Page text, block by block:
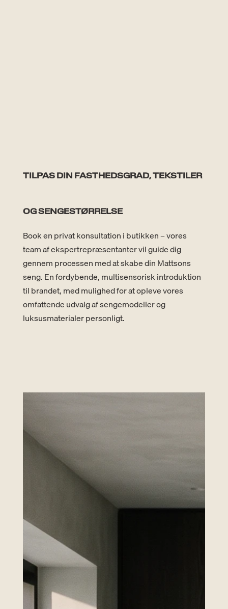
TILPAS DIN FASTHEDSGRAD, TEKSTILER
OG SENGESTØRRELSE
Book en privat konsultation i butikken – vores
team af ekspertrepræsentanter vil guide dig
gennem processen med at skabe din Mattsons
seng. En fordybende, multisensorisk introduktion
til brandet, med mulighed for at opleve vores
omfattende udvalg af sengemodeller og
luksusmaterialer personligt.